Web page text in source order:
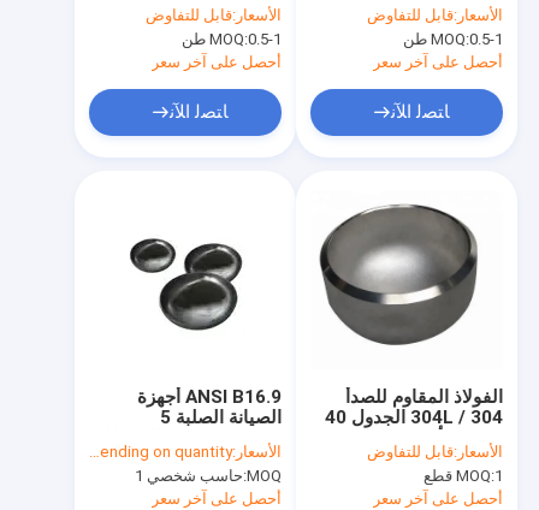
تركيب الانابيب
الأسعار:قابل للتفاوض
MOQ:0.5-1 طن
أحصل على آخر سعر
ﺎﺘﺼﻟ ﺍﻶﻧ
غطاء أنبوب اللحام بعقب
الأسعار:قابل للتفاوض
MOQ:0.5-1 طن
أحصل على آخر سعر
ﺎﺘﺼﻟ ﺍﻶﻧ
ANSI B16.9 أجهزة
الصيانة الصلبة 5
نهاية الفولاذ الكربوني
الأسعار:USD Depending on quantity
MOQ: حاسب شخصي 1
أحصل على آخر سعر
الفولاذ المقاوم للصدأ
304 / 304L الجدول 40
بعقب تركيب الأنابيب غير
الملحومة
الأسعار:قابل للتفاوض
MOQ:1 قطع
أحصل على آخر سعر